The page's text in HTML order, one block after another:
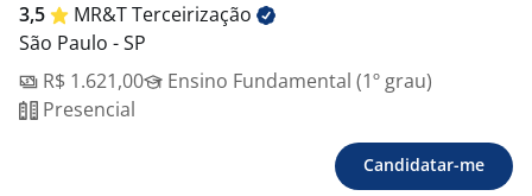
3,5 MR&TTerceirização
São Paulo - SP
R$ 1.621,00
Ensino Fundamental (1º grau)
Presencial
Candidatar-me